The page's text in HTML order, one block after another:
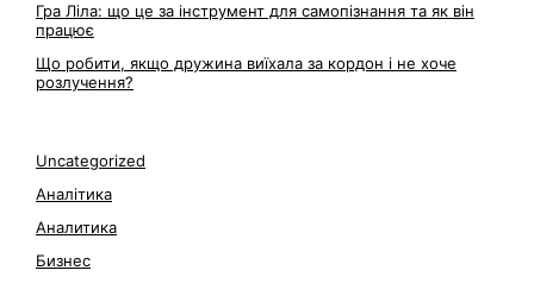
Гра Ліла: що це за інструмент для самопізнання та як він
працює
Що робити, якщо дружина виїхала за кордон і не хоче
розлучення?
Uncategorized
Аналітика
Аналитика
Бизнес